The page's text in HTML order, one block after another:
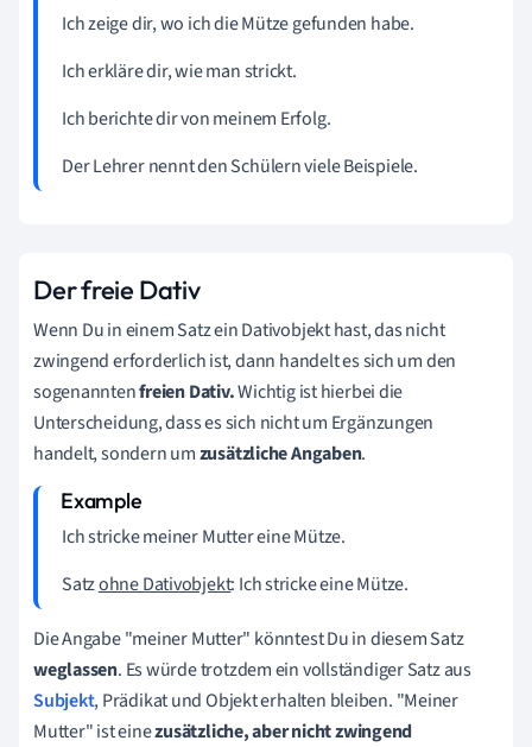
Ichzeigedir, wo ich die Mütze gefunden habe.
Icherkläredir, wie man strickt.
Ichberichtedirvon meinem Erfolg.
Der Lehrernenntden Schülernviele Beispiele.
Der freie Dativ
Wenn Du in einem Satz ein Dativobjekt hast, das nicht
zwingend erforderlich ist, dann handelt es sich um den
sogenanntenfreien Dativ.Wichtig ist hierbei die
Unterscheidung, dass es sich nicht um Ergänzungen
handelt, sondern umzusätzliche Angaben.
Ich strickemeiner Muttereine Mütze.
Satzohne Dativobjekt: Ich stricke eine Mütze.
Die Angabe "meiner Mutter" könntest Du in diesem Satz
weglassen. Es würde trotzdem ein vollständiger Satz aus
Subjekt, Prädikat und Objekt erhalten bleiben. "Meiner
Mutter" ist einezusätzliche, aber nicht zwingend